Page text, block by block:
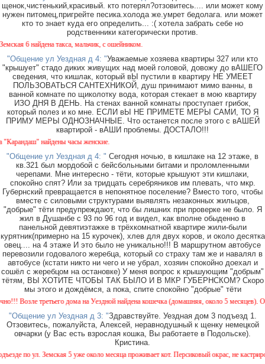
щенок,чистенький,красивый. кто потерял?отзовитесь.... или может кому
нужен питомец,пригрейте песика.холода же.умрет бедолага. или может
кто то знает куда его определить... :( хотела забрать себе но
родственники категорически против.
6 найдена такса, мальчик, с ошейником.
"Общение ул Уездная д 4: "Уважаемые хозяева квартиры 327 или кто
"крышует" стадо диких живущих над моей головой, довожу до вАШЕГО
сведения, что кишлак, который вЫ пустили в квартиру НЕ УМЕЕТ
ПОЛЬЗОВАТЬСЯ САНТЕХНИКОЙ, душ принимают мимо ванны, в
ванной комнате по щиколотку вода, которая стекает в мою квартиру
ИЗО ДНЯ В ДЕНЬ. На стенах ванной комнаты проступает грибок,
который полез и ко мне. ЕСЛИ вЫ НЕ ПРИМЕТЕ МЕРЫ САМИ, ТО Я
ПРИМУ МЕРЫ ОДНОЗНАЧНЫЕ. Что останется после этого с вАШЕЙ
квартирой - вАШИ проблемы. ДОСТАЛО!!!
найдены часы женские.
"Общение ул Уездная д 4: " Сегодня ночью, в кишлаке на 12 этаже, в
кв.321 был мордобой с бейсбольными битами и проломленными
черепами. Мне интересно - тёти, которые крышуют эти кишлаки,
спокойно спят? Или за тридцать серебряников им плевать, что мкр.
Губернский превращается в непонятное поселение? Вместо того, чтобы
вместе с силовыми структурами выявлять незаконных жильцов,
"добрые" тёти предупреждают, что бы лишних при проверке не было. Я
жил в Душанбе с 93 по 96 год и видел, как вполне обыденно в
панельной девятиэтажке в трёхкомнатной квартире жили-были
курятник(примерно на 15 курочек), хлев для двух коров, и около десятка
овец.... на 4 этаже И это было не уникально!!! В маршрутном автобусе
перевозили годовалого жеребца, который со страху там же и навалял в
автобусе (кстати никто ни чего и не убрал, хозяин спокойно доехал и
сошёл с жеребцом на остановке) У меня вопрос к крышующим "добрым"
тётям, ВЫ ХОТИТЕ ЧТОБЫ ТАК БЫЛО И В МКР ГУБЕРНСКОМ? Скоро
мы этого и дождёмся, а пока, спите спокойно "добрые" тёти
третьего дома на Уездной найдена кошечка (домашняя, около 5 месяцев).
"Общение ул Уездная д 3: "Здравствуйте. Уездная дом 3 подъезд 1.
Отзовитесь, пожалуйста, Алексей, неравнодушный к щенку немецкой
овчарки (у Вас есть взрослая кошка, Вы работаете в Подольске).
Кристина.
по ул. Земская 5 уже около месяца проживает кот. Персиковый окрас, не